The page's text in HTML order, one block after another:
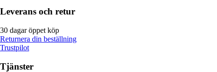
Leverans och retur
30 dagar öppet köp
Returnera din beställning
Trustpilot
Tjänster